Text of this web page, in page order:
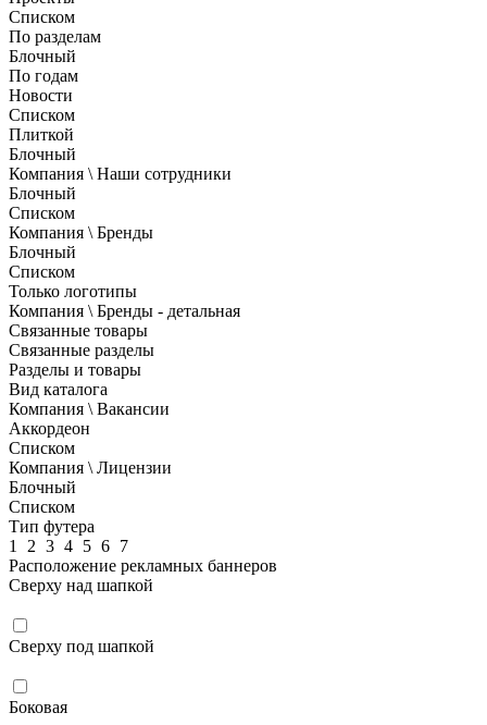
Списком
По разделам
Блочный
По годам
Новости
Списком
Плиткой
Блочный
Компания \ Наши сотрудники
Блочный
Списком
Компания \ Бренды
Блочный
Списком
Только логотипы
Компания \ Бренды - детальная
Связанные товары
Связанные разделы
Разделы и товары
Вид каталога
Компания \ Вакансии
Аккордеон
Списком
Компания \ Лицензии
Блочный
Списком
Тип футера
1
2 3 4 5 6 7
Расположение рекламных баннеров
Сверху над шапкой
Сверху под шапкой
Боковая